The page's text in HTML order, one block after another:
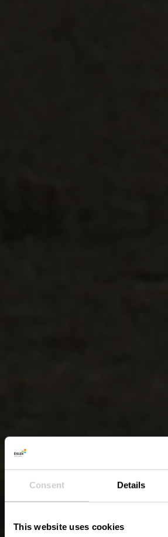
Consent Details
This website uses cookies